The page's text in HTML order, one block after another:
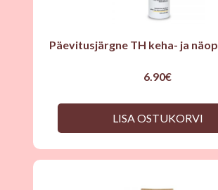
Päevitusjärgne TH keha- ja
6.90€
LISA OSTUKORVI